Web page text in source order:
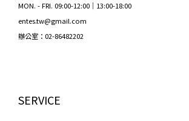
MON. - FRI. 09:00-12:00｜13:00-18:00
entes.tw@gmail.com
辦公室：02-86482202
SERVICE